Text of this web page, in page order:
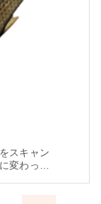
スキャン
変わって